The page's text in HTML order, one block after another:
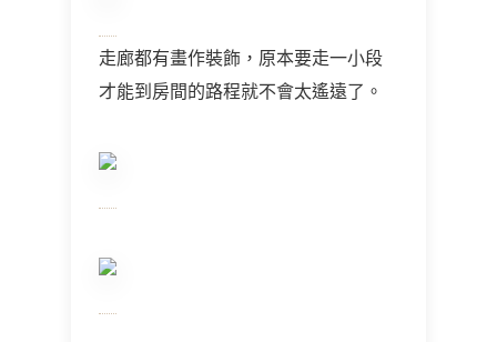
走廊都有畫作裝飾，原本要走一小段
才能到房間的路程就不會太遙遠了。